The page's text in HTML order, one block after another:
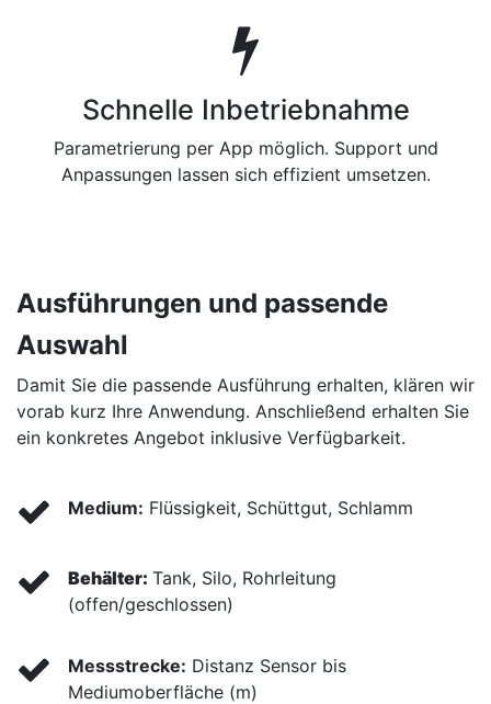
Schnelle Inbetriebnahme
Parametrierung per App möglich. Support und
Anpassungen lassen sich effizient umsetzen.
Ausführungen und passende
Auswahl
Damit Sie die passende Ausführung erhalten, klären wir
vorab kurz Ihre Anwendung. Anschließend erhalten Sie
ein konkretes Angebot inklusive Verfügbarkeit.
Medium: Flüssigkeit, Schüttgut, Schlamm
Behälter: Tank, Silo, Rohrleitung
(offen/geschlossen)
Messstrecke: Distanz Sensor bis
Mediumoberfläche (m)